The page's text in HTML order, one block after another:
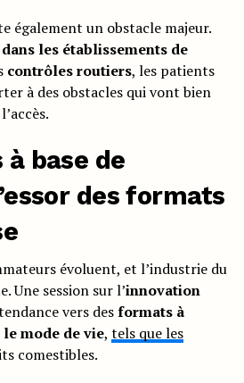
également un obstacle majeur.
les établissements de
contrôles routiers, les patients
à des obstacles qui vont bien
base de
des formats
évoluent, et l’industrie du
Une session sur l’innovation
vers desformats à
mode de vie, tels que les
comestibles.